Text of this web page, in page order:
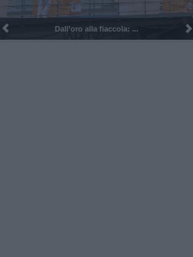
I 100 anni del Corpo Musicale di